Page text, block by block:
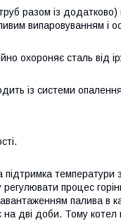
разом із
випаровуванням і
охороняє сталь від
із системи
температури
процес
палива в
дві доби. Тому котел